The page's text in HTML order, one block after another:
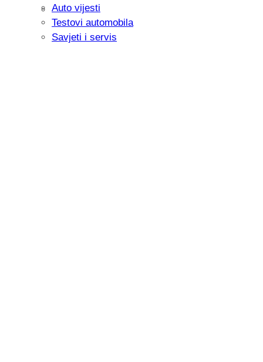
Savjetujemo: Što učiniti kada vaš
Auto vijesti
Testovi automobila
Savjeti i servis